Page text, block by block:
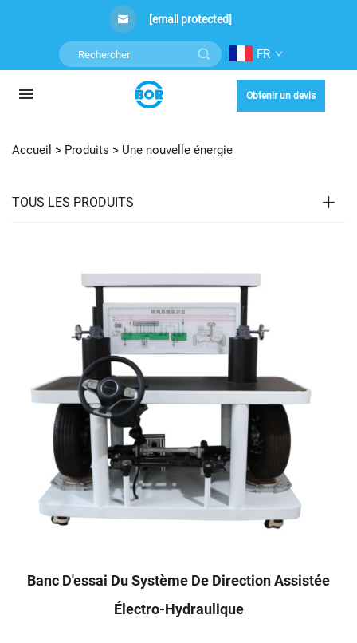
[email protected]
FR
Obtenir un devis
Accueil > Produits > Une nouvelle énergie
TOUS LES PRODUITS
Banc D'essai Du Système De Direction Assistée
Électro-Hydraulique